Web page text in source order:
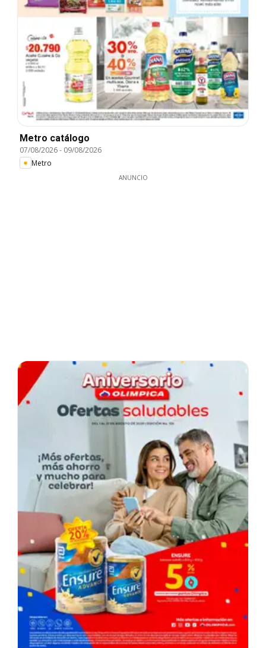
Metro catálogo
07/08/2026- 09/08/2026
Metro
ANUNCIO